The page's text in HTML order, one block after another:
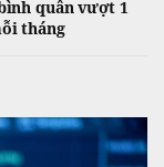
quân vượt 1
tháng